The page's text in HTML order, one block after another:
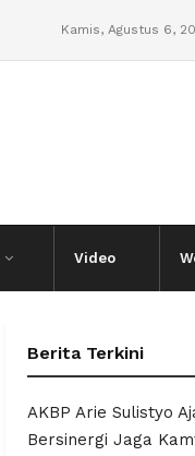
Kamis, Agustus 6,
Video
Berita Terkini
AKBP Arie Sulistyo
Bersinergi Jaga